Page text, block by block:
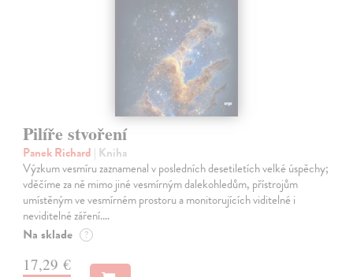
Pilíře stvoření
Panek Richard | Kniha
Výzkum vesmíru zaznamenal v posledních desetiletích velké úspěchy;
vděčíme za ně mimo jiné vesmírným dalekohledům, přístrojům
umístěným ve vesmírném prostoru a monitorujících viditelné i
neviditelné záření.…
Na sklade ?
17,29 €